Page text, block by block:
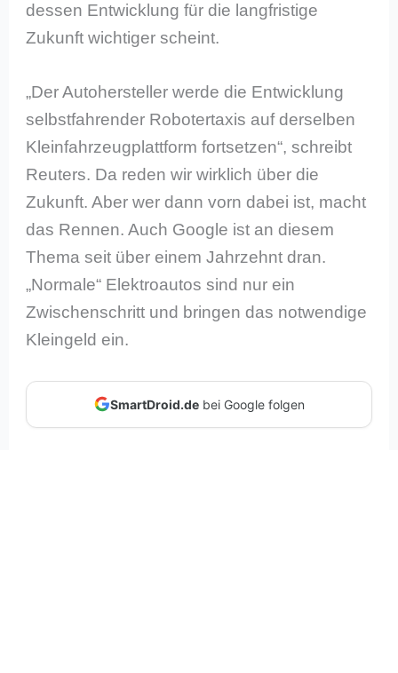
dessen Entwicklung für die langfristige
Zukunft wichtiger scheint.
„Der Autohersteller werde die Entwicklung
selbstfahrender Robotertaxis auf derselben
Kleinfahrzeugplattform fortsetzen“, schreibt
Reuters. Da reden wir wirklich über die
Zukunft. Aber wer dann vorn dabei ist, macht
das Rennen. Auch Google ist an diesem
Thema seit über einem Jahrzehnt dran.
„Normale“ Elektroautos sind nur ein
Zwischenschritt und bringen das notwendige
Kleingeld ein.
SmartDroid.debei Google folgen